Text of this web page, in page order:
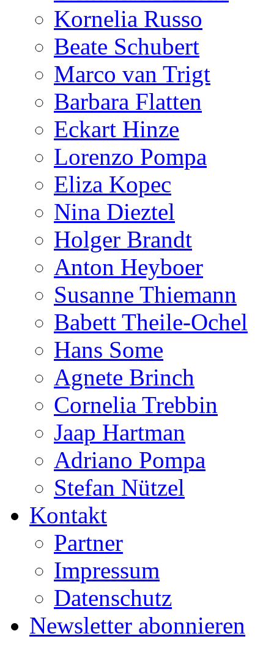
Kornelia Russo
Beate Schubert
Marco van Trigt
Barbara Flatten
Eckart Hinze
Lorenzo Pompa
Eliza Kopec
Nina Dieztel
Holger Brandt
Anton Heyboer
Susanne Thiemann
Babett Theile-Ochel
Hans Some
Agnete Brinch
Cornelia Trebbin
Jaap Hartman
Adriano Pompa
Stefan Nützel
Kontakt
Partner
Impressum
Datenschutz
Newsletter abonnieren